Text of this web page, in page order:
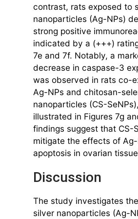
contrast, rats exposed to
nanoparticles (Ag-NPs)
strong positive
indicated by a (+++)
7e and 7f. Notably, a
decrease in caspase-3
was observed in rats co-
Ag-NPs and chitosan-
nanoparticles (CS-
illustrated in Figures 7g
findings suggest that CS-
mitigate the effects of
apoptosis in ovarian
Discussion
The study investigates
silver nanoparticles (Ag-